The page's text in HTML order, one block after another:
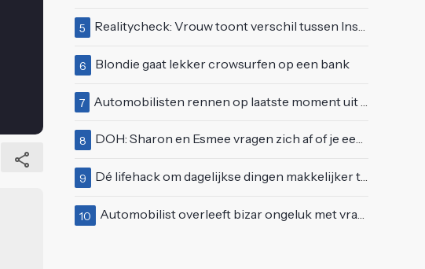
5 Realitycheck: Vrouw toont verschil tussen Insta-look en realiteit
6 Blondie gaat lekker crowsurfen op een bank
7 Automobilisten rennen op laatste moment uit brandende auto op de A58
8 DOH: Sharon en Esmee vragen zich af of je een vegetariër bent als je kip eet
9 Dé lifehack om dagelijkse dingen makkelijker te maken
10 Automobilist overleeft bizar ongeluk met vrachtwagen